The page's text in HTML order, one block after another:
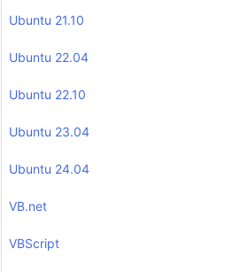
Ubuntu 21.10
Ubuntu 22.04
Ubuntu 22.10
Ubuntu 23.04
Ubuntu 24.04
VB.net
VBScript